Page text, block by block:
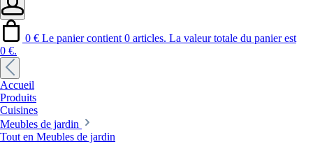
0 € Le panier contient 0 articles. La valeur totale du panier est
0 €.
Accueil
Produits
Cuisines
Meubles de jardin
Tout en Meubles de jardin